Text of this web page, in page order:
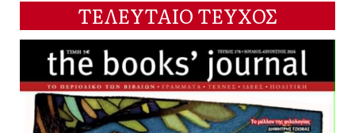
ΤΕΛΕΥΤΑΙΟ ΤΕΥΧΟΣ